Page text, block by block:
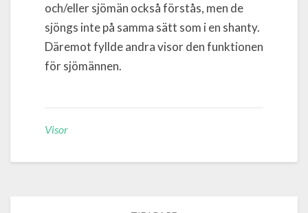
och/eller sjömän också förstås, men de
sjöngs inte på samma sätt som i en shanty.
Däremot fyllde andra visor den funktionen
för sjömännen.
Visor